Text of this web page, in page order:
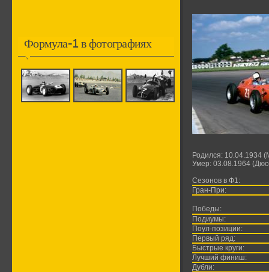
Формула-1 в фотографиях
Родился: 10.04.1934
Умер: 03.08.1964
Сезонов в Ф1:
Гран-При:
Победы:
Подиумы:
Поул-позиции:
Первый ряд:
Быстрые круги:
Лучший финиш:
Дубли: